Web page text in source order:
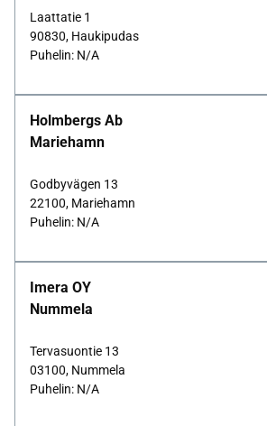
Laattatie 1
90830, Haukipudas
Puhelin: N/A
Holmbergs Ab
Mariehamn
Godbyvägen 13
22100, Mariehamn
Puhelin: N/A
Imera OY
Nummela
Tervasuontie 13
03100, Nummela
Puhelin: N/A